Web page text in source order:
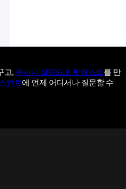
고, 문서나 설명으로 팟캐스트를 만
턴트에 언제 어디서나 질문할 수